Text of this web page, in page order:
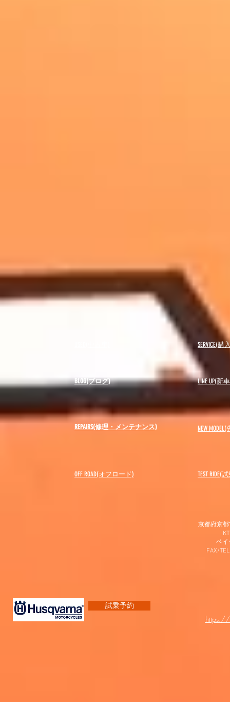
BLOG(ブログ)
SERVICE(
LINE UP(新
REPAIRS(修理・メンテナンス) NEW MODEL(
OFF ROAD(オフロード) ​TEST RIDE(
京都府京
ベイ
FAX/
試乗予約
https://